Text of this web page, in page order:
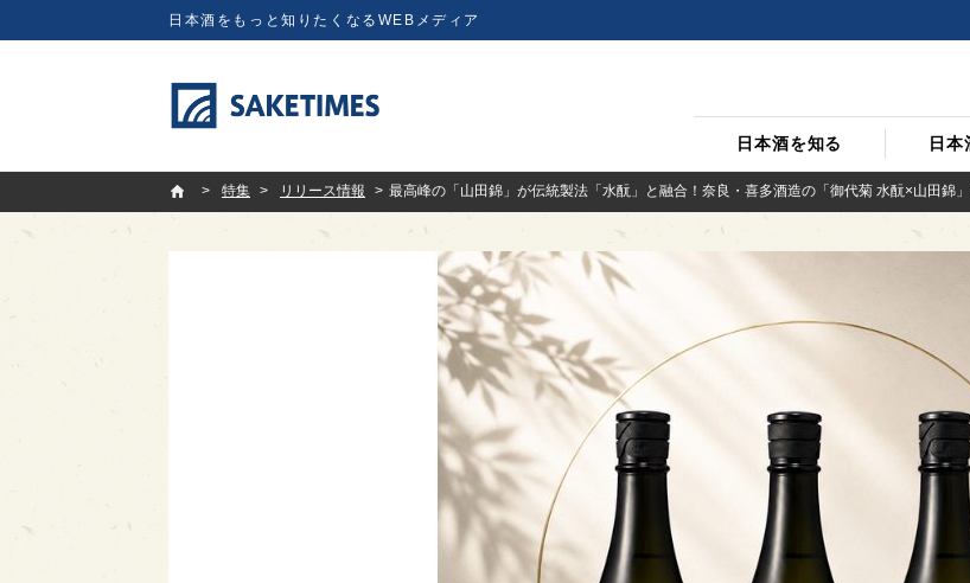
日本酒をもっと知りたくなるWEBメディア
日本酒を知る 日本
SAKETIMES
特集
リリース情報 最高峰の「山田錦」が伝統製法「水酛」と融合！奈良・喜多酒造の「御代菊 水酛×山田錦